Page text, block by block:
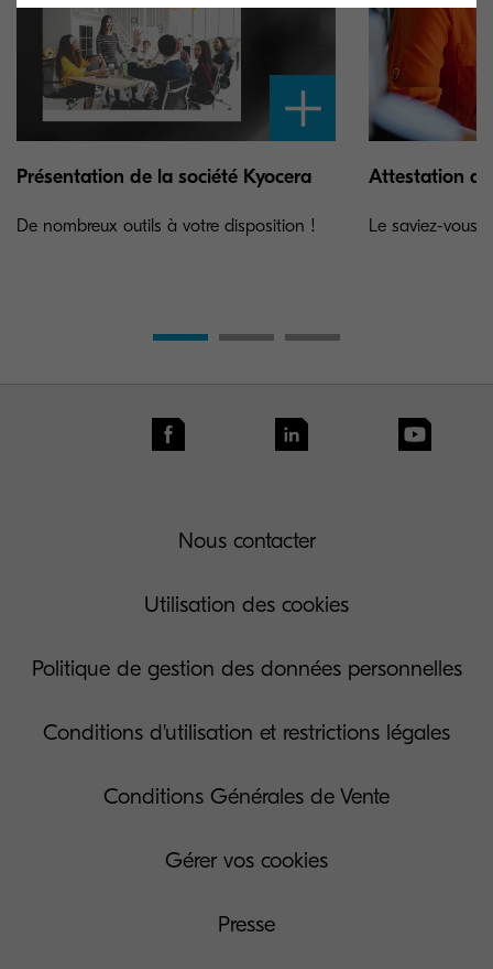
Présentation de la société Kyocera
De nombreux outils à votre disposition !
Attestation
Le saviez-vous ?
Nous contacter
Utilisation des cookies
Politique de gestion des données personnelles
Conditions d'utilisation et restrictions légales
Conditions Générales de Vente
Gérer vos cookies
Presse